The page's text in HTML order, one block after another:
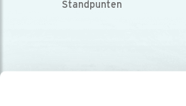
Standpunten